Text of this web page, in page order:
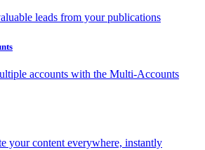
leads from your publications
accounts with the Multi-Accounts
your content everywhere, instantly